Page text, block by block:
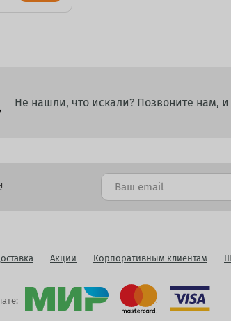
Не нашли, что искали? Позвоните нам,
Акции Корпоративным клиентам